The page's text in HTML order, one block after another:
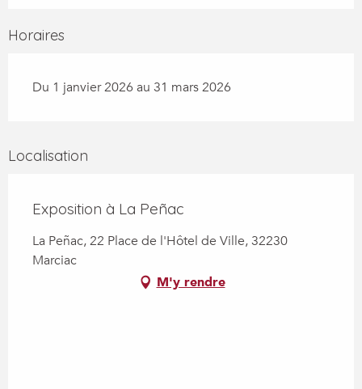
Horaires
Du 1 janvier 2026 au 31 mars 2026
Localisation
Exposition à La Peñac
La Peñac, 22 Place de l'Hôtel de Ville, 32230
Marciac
M'y rendre